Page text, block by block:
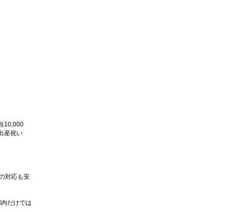
10,000
産祝い
対応も安
だけでは